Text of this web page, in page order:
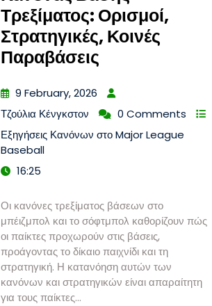
Τρεξίματος: Ορισμοί,
Στρατηγικές, Κοινές
Παραβάσεις
9 February, 2026
Τζούλια Κένγκστον
0 Comments
Εξηγήσεις Κανόνων στο Major League
Baseball
16:25
Οι κανόνες τρεξίματος βάσεων στο
μπέιζμπολ και το σόφτμπολ καθορίζουν πώς
οι παίκτες προχωρούν στις βάσεις,
προάγοντας το δίκαιο παιχνίδι και τη
στρατηγική. Η κατανόηση αυτών των
κανόνων και στρατηγικών είναι απαραίτητη
για τους παίκτες…